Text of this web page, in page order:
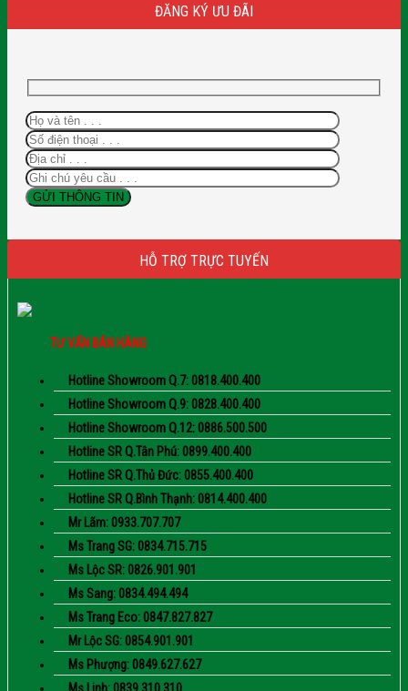
ĐĂNG KÝ ƯU ĐÃI
HỖ TRỢ TRỰC TUYẾN
TƯ VẤN BÁN HÀNG
Hotline Showroom Q.7: 0818.400.400
Hotline Showroom Q.9: 0828.400.400
Hotline Showroom Q.12: 0886.500.500
Hotline SR Q.Tân Phú: 0899.400.400
Hotline SR Q.Thủ Đức: 0855.400.400
Hotline SR Q.Bình Thạnh: 0814.400.400
Mr Lãm: 0933.707.707
Ms Trang SG: 0834.715.715
Ms Lộc SR: 0826.901.901
Ms Sang: 0834.494.494
Ms Trang Eco: 0847.827.827
Mr Lộc SG: 0854.901.901
Ms Phượng: 0849.627.627